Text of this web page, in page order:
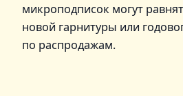
микроподписок могут
новой гарнитуры или
по распродажам.